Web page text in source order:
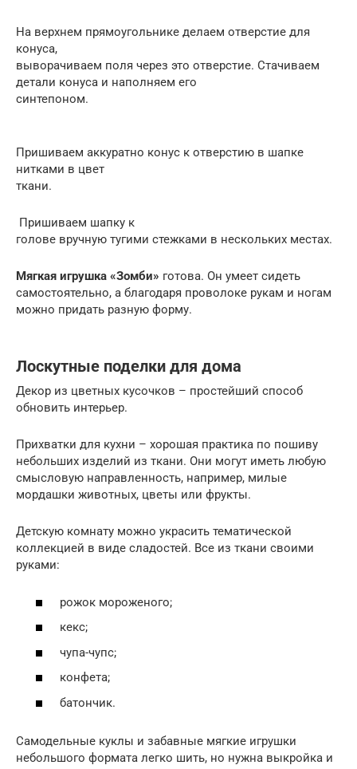
На верхнем прямоугольнике делаем отверстие для
конуса,
выворачиваем поля через это отверстие. Стачиваем
детали конуса и наполняем его
синтепоном.
Пришиваем аккуратно конус к отверстию в шапке
нитками в цвет
ткани.
Пришиваем шапку к
голове вручную тугими стежками в нескольких местах.
Мягкая игрушка «Зомби» готова. Он умеет сидеть
самостоятельно, а благодаря проволоке рукам и ногам
можно придать разную форму.
Лоскутные поделки для дома
Декор из цветных кусочков – простейший способ
обновить интерьер.
Прихватки для кухни – хорошая практика по пошиву
небольших изделий из ткани. Они могут иметь любую
смысловую направленность, например, милые
мордашки животных, цветы или фрукты.
Детскую комнату можно украсить тематической
коллекцией в виде сладостей. Все из ткани своими
руками:
рожок мороженого;
кекс;
чупа-чупс;
конфета;
батончик.
Самодельные куклы и забавные мягкие игрушки
небольшого формата легко шить, но нужна выкройка и